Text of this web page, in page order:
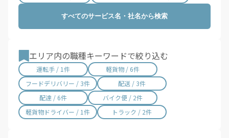
岡山県 / 754件
広島県 / 1,490件
高知県 / 389件
福岡県 / 1,698件
佐賀県 / 194件
長崎県 / 394件
熊本県 / 561件
大分県 / 201件
宮崎県 / 314件
鹿児島県 / 489件
沖縄県 / 286件
すべてのサービス名・社名から検索
エリア内の職種キーワードで絞り込む
運転手 / 1件
軽貨物 / 6件
フードデリバリー / 3件
配送 / 3件
配達 / 6件
バイク便 / 2件
軽貨物ドライバー / 1件
トラック / 2件